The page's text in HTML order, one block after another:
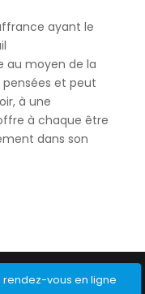
rendez-vous en ligne
ayant le
au moyen de la
pensées et peut
à une
à chaque être
dans son